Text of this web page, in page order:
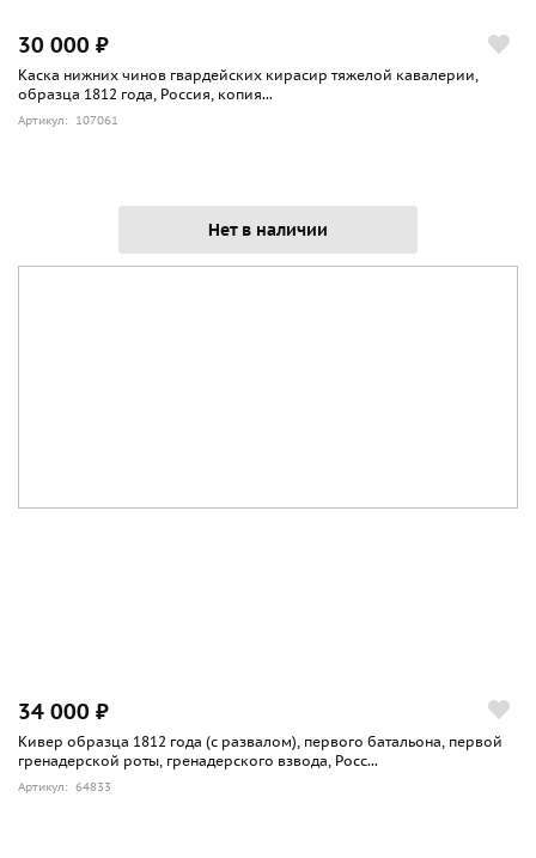
30 000 ₽
Каска нижних чинов гвардейских кирасир тяжелой кавалерии,
образца 1812 года, Россия, копия...
Артикул: 107061
Нет в наличии
34 000 ₽
Кивер образца 1812 года (с развалом), первого батальона, первой
гренадерской роты, гренадерского взвода, Росс...
Артикул: 64833